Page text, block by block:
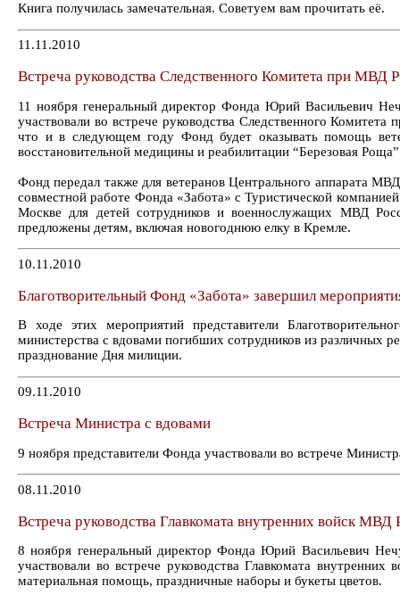
Книга получилась замечательная. Советуем вам прочитать её.
11.11.2010
Встреча руководства Следственного Комитета при МВД
11 ноября генеральный директор Фонда Юрий Васильевич
участвовали во встрече руководства Следственного
что и в следующем году Фонд будет оказывать помощь
восстановительной медицины и реабилитации “Березовая
Фонд передал также для ветеранов Центрального аппарата
совместной работе Фонда «Забота» с Туристической
Москве для детей сотрудников и военнослужащих МВД
предложены детям, включая новогоднюю елку в Кремле.
10.11.2010
Благотворительный Фонд «Забота» завершил
В ходе этих мероприятий представители
министерства с вдовами погибших сотрудников из
празднование Дня милиции.
09.11.2010
Встреча Министра с вдовами
9 ноября представители Фонда участвовали во встрече
08.11.2010
Встреча руководства Главкомата внутренних войск МВД
8 ноября генеральный директор Фонда Юрий Васильевич
участвовали во встрече руководства Главкомата
материальная помощь, праздничные наборы и букеты цветов.